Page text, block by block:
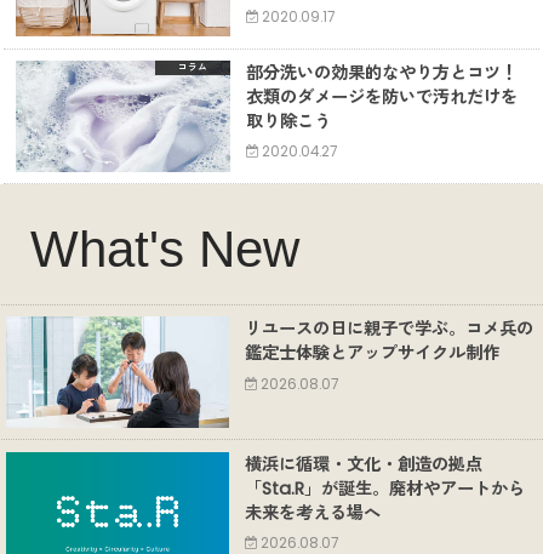
2020.09.17
コラム
部分洗いの効果的なやり方とコツ！
衣類のダメージを防いで汚れだけを
取り除こう
2020.04.27
What's New
リユースの日に親子で学ぶ。コメ兵の
鑑定士体験とアップサイクル制作
2026.08.07
横浜に循環・文化・創造の拠点
「Sta.R」が誕生。廃材やアートから
未来を考える場へ
2026.08.07